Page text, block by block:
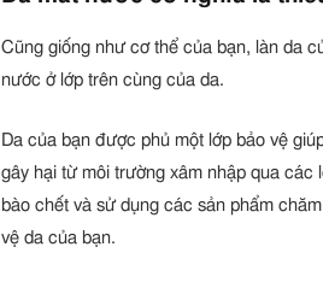
Cũng giống như cơ thể của bạn, làn da
nước ở lớp trên cùng của da.
Da của bạn được phủ một lớp bảo vệ
gây hại từ môi trường xâm nhập qua các
bào chết và sử dụng các sản phẩm
vệ da của bạn.